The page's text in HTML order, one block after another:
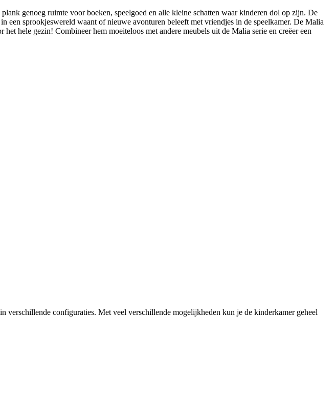
genoeg ruimte voor boeken, speelgoed en alle kleine schatten waar kinderen dol op zijn. De
sprookjeswereld waant of nieuwe avonturen beleeft met vriendjes in de speelkamer. De Malia
hele gezin! Combineer hem moeiteloos met andere meubels uit de Malia serie en creëer een
verschillende configuraties. Met veel verschillende mogelijkheden kun je de kinderkamer geheel